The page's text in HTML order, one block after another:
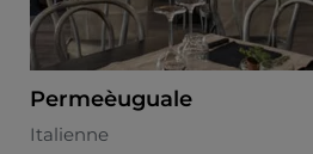
Permeèuguale
Italienne